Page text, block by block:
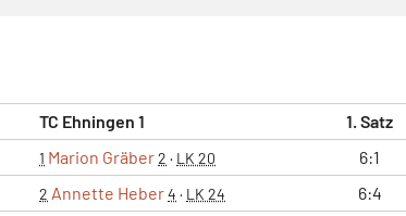
TC Ehningen 1 1. Satz
1 Marion Gräber2 · LK 20 6:1
2 Annette Heber4 · LK 24 6:4